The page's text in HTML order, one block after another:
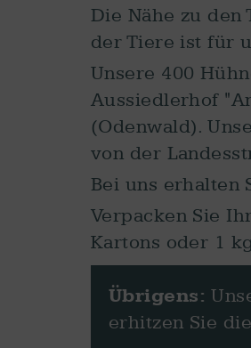
Die Nähe zu den
der Tiere ist für
Unsere 400
Aussiedlerhof
(Odenwald).
von der
Bei uns erhalten
Verpacken Sie
Kartons oder 1
Übrigens:
erhitzen Sie